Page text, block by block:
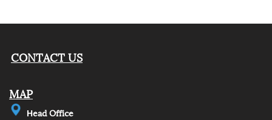
CONTACT US
MAP
Head Office